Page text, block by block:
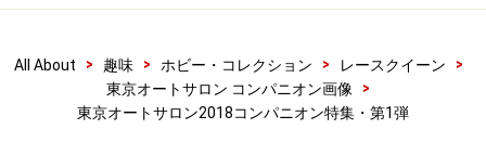
All About > 趣味 > ホビー・コレクション > レースクイーン
>
東京オートサロン コンパニオン画像
>
東京オートサロン2018コンパニオン特集・第1弾